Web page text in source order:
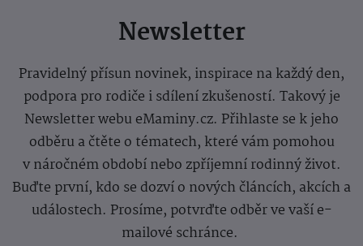
Newsletter
Pravidelný přísun novinek, inspirace na každý den,
podpora pro rodiče i sdílení zkušeností. Takový je
Newsletter webu eMaminy.cz. Přihlaste se k jeho
odběru a čtěte o tématech, které vám pomohou
v náročném období nebo zpříjemní rodinný život.
Buďte první, kdo se dozví o nových článcích, akcích a
událostech. Prosíme, potvrďte odběr ve vaší e-
mailové schránce.